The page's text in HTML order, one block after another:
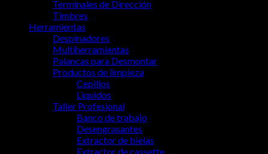
Terminales de Dirección
Timbres
Herramientas
Despinadores
Multiherramientas
Palancas para Desmontar
Productos de limpieza
Cepillos
Liquidos
Taller Profesional
Banco de trabajo
Desengrasantes
Extractor de bielas
Extractor de cassette